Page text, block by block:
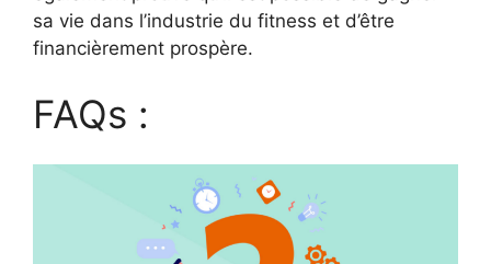
sa vie dans l’industrie du fitness et d’être
financièrement prospère.
FAQs :